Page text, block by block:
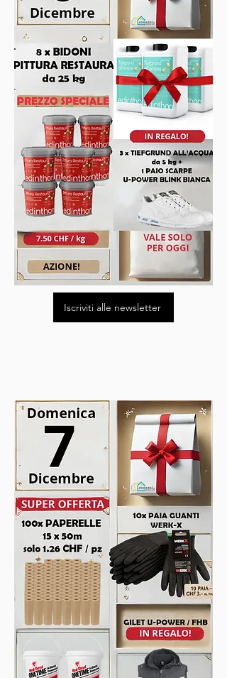
Iscriviti alle newsletter